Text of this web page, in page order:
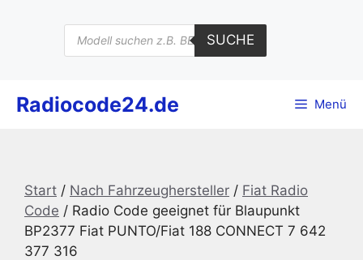
Products
search
SUCHE
Radiocode24.de Menü
Start / Nach Fahrzeughersteller / Fiat Radio
Code / Radio Code geeignet für Blaupunkt
BP2377 Fiat PUNTO/Fiat 188 CONNECT 7 642
377 316